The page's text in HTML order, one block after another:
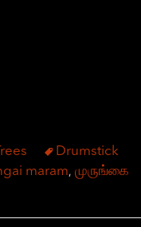
Drumstick
maram, முருங்கை